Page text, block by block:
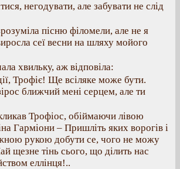
негодувати, але забувати не слід
пісню філомели, але не я
сеї весни на шляху мойого
хвильку, аж відповіла:
Трофіє! Ще всіляке може бути.
ближчий мені серцем, але ти
Трофіос, обіймаючи лівою
Гарміони – Пришліть яких ворогів і
рукою добути се, чого не можу
щезне тінь сього, що ділить нас
еллінця!..